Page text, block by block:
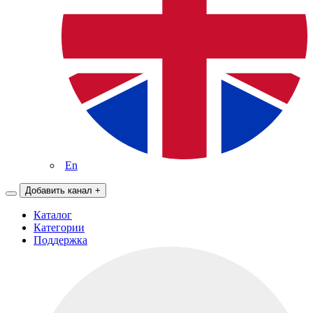
En
Добавить канал +
Каталог
Категории
Поддержка